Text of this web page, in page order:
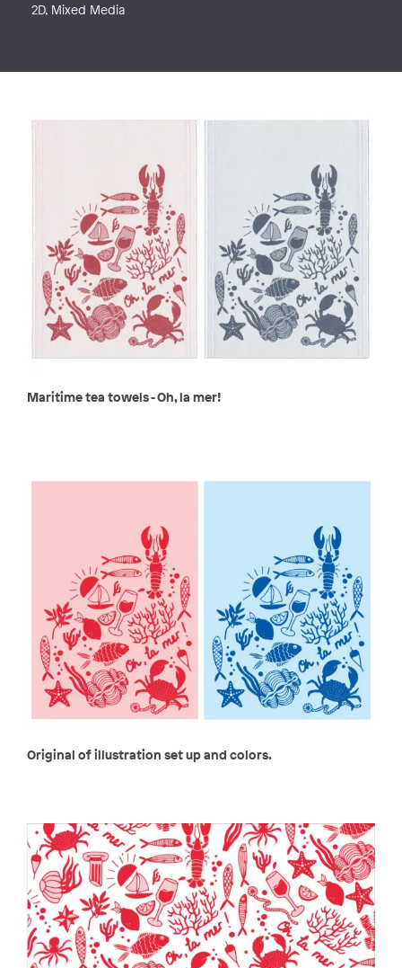
2D, Mixed Media
Maritime tea towels - Oh, la mer!
Original of illustration set up and colors.